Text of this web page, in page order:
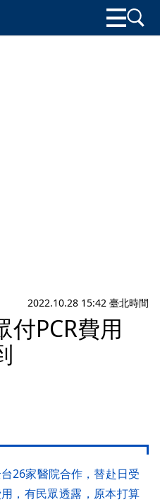
2022.10.28 15:42 臺北時間
付PCR費用
26家醫院合作，替赴日受
，有民眾透露，原本打算